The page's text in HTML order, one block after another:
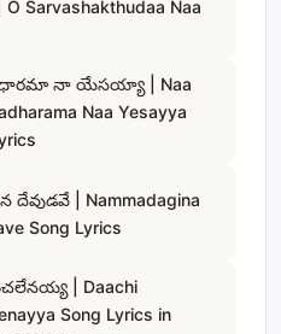
Sarvashakthudaa Naa
నా యేసయ్యా | Naa
Naa Yesayya
దేవుడవే | Nammadagina
Song Lyrics
| Daachi
Song Lyrics in